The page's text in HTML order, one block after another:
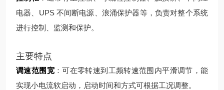
电器、UPS 不间断电源、浪涌保护器等，负责对整个系统
进行控制、监测和保护。
主要特点
调速范围宽：可在零转速到工频转速范围内平滑调节，能
实现小电流软启动，启动时间和方式可根据工况调整。